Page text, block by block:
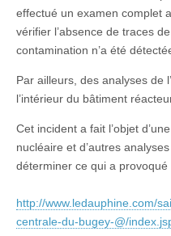
effectué un examen complet
vérifier l’absence de traces
contamination n’a été
Par ailleurs, des analyses de
l’intérieur du bâtiment
Cet incident a fait l’objet
nucléaire et d’autres
déterminer ce qui a
http://www.ledauphine.com/
centrale-du-bugey-@/